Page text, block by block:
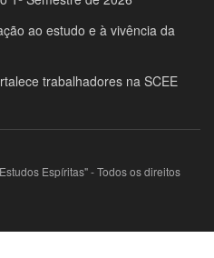
ao estudo e à vivência da
trabalhadores na SCEE
Espíritas" - Todos os direitos